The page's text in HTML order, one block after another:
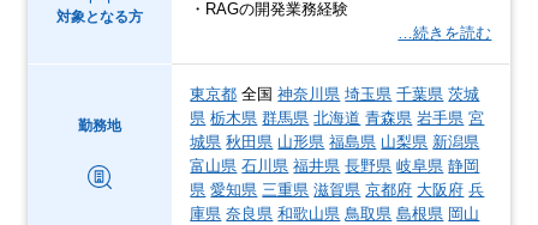
対象となる方
・RAGの開発業務経験
…続きを読む
勤務地
東京都 全国神奈川県 埼玉県 千葉県 茨城
県 栃木県 群馬県 北海道 青森県 岩手県 宮
城県 秋田県 山形県 福島県 山梨県 新潟県
富山県 石川県 福井県 長野県 岐阜県 静岡
県 愛知県 三重県 滋賀県 京都府 大阪府 兵
庫県 奈良県 和歌山県 鳥取県 島根県 岡山